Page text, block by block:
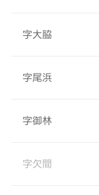
字大脇
字尾浜
字御林
字欠間